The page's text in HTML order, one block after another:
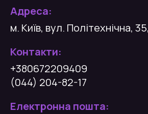
Адреса:
м. Київ, вул. Політехнічна,
Контакти:
+380672209409
(044) 204-82-17
Електронна пошта: